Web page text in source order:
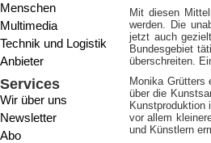
Menschen
Multimedia
Technik und Logistik
Anbieter
Services
Wir über uns
Newsletter
Abo
Mit diesen
werden. Die
jetzt auch
Bundesgebiet
überschreiten.
Monika Grütters
über die
Kunstproduktion
vor allem
und Künstlern